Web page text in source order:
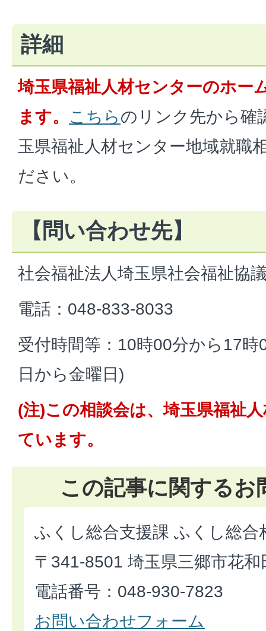
詳細
埼玉県福祉人材センターのホー
ます。 こちらのリンク先から確
玉県福祉人材センター地域就職
ださい。
【問い合わせ先】
社会福祉法人埼玉県社会福祉協
電話：048-833-8033
受付時間等：10時00分から17時
日から金曜日)
(注)この相談会は、埼玉県福祉
ています。
この記事に関するお
ふくし総合支援課 ふくし総合
〒341-8501 埼玉県三郷市花
電話番号：048-930-7823
お問い合わせフォーム